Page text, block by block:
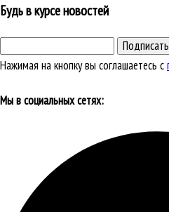
Будь в курсе новостей
Нажимая на кнопку вы соглашаетесь с
Мы в социальных сетях: